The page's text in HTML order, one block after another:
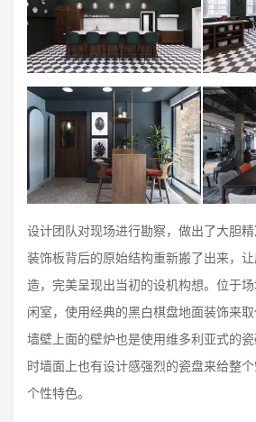
设计团队对现场进行勘察，做出了大胆
装饰板背后的原始结构重新搬了出来，
造，完美呈现出当初的设机构想。位于
闲室，使用经典的黑白棋盘地面装饰来取
墙壁上面的壁炉也是使用维多利亚式的
时墙面上也有设计感强烈的瓷盘来给整
个性特色。